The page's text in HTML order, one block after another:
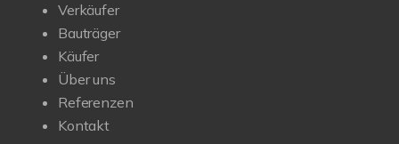
Verkäufer
Bauträger
Käufer
Über uns
Referenzen
Kontakt